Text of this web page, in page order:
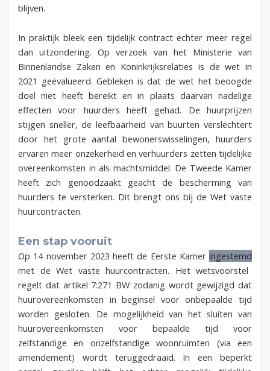
blijven.
In praktijk bleek een tijdelijk contract echter meer regel
dan uitzondering. Op verzoek van het Ministerie van
Binnenlandse Zaken en Koninkrijksrelaties is de wet in
2021 geëvalueerd. Gebleken is dat de wet het beoogde
doel niet heeft bereikt en in plaats daarvan nadelige
effecten voor huurders heeft gehad. De huurprijzen
stijgen sneller, de leefbaarheid van buurten verslechtert
door het grote aantal bewonerswisselingen, huurders
ervaren meer onzekerheid en verhuurders zetten tijdelijke
overeenkomsten in als machtsmiddel. De Tweede Kamer
heeft zich genoodzaakt geacht de bescherming van
huurders te versterken. Dit brengt ons bij de Wet vaste
huurcontracten.
Een stap vooruit
Op 14 november 2023 heeft de Eerste Kamer ingestemd
met de Wet vaste huurcontracten. Het wetsvoorstel
regelt dat artikel 7:271 BW zodanig wordt gewijzigd dat
huurovereenkomsten in beginsel voor onbepaalde tijd
worden gesloten. De mogelijkheid van het sluiten van
huurovereenkomsten voor bepaalde tijd voor
zelfstandige en onzelfstandige woonruimten (via een
amendement) wordt teruggedraaid. In een beperkt